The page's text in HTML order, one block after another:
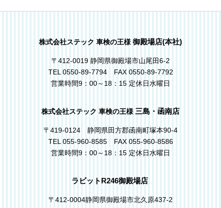
株式会社ステック 車検の王様 御殿場店(本社)
〒412-0019 静岡県御殿場市山尾田6-2
TEL 0550-89-7794 FAX 0550-89-7792
営業時間9：00～18：15 定休日水曜日
株式会社ステック 車検の王様 三島・函南店
〒419-0124 静岡県田方郡函南町塚本90-4
TEL 055-960-8585 FAX 055-960-8586
営業時間9：00～18：15 定休日水曜日
ラビットR246御殿場店
〒412-0004静岡県御殿場市北久原437-2